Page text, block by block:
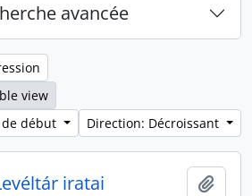
avancée
view
début
Direction: Décroissant
iratai